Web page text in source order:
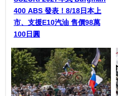
400 ABS 發表！8/18日本上
市、支援E10汽油 售價98萬
100日圓